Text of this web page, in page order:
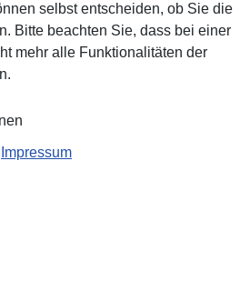
selbst entscheiden, ob Sie die
Bitte beachten Sie, dass bei einer
mehr alle Funktionalitäten der
Impressum